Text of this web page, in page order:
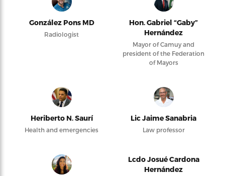
González Pons MD
Radiologist
Hon. Gabriel “Gaby”
Hernández
Mayor of Camuy and
president of the Federation
of Mayors
Heriberto N. Saurí
Health and emergencies
Lic Jaime Sanabria
Law professor
Lcdo Josué Cardona
Hernández